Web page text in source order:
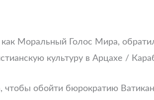
Моральный Голос Мира,
культуру в Арцахе /
обойти бюрократию